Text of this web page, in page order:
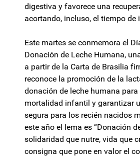
digestiva y favorece una
acortando, incluso, el tiempo de
Este martes se conmemora el
Donación de Leche Humana,
a partir de la Carta de Brasilia
reconoce la promoción de la
donación de leche humana para
mortalidad infantil y garantizar
segura para los recién nacidos
este año el lema es “Donación
solidaridad que nutre, vida que
consigna que pone en valor el